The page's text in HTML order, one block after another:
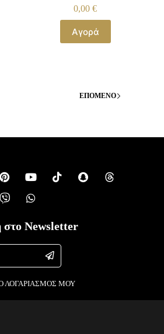
0,00€
Αγορά
ΕΠΌΜΕΝΟ
στο Newsletter
ΛΟΓΑΡΙΑΣΜΟΣ ΜΟΥ